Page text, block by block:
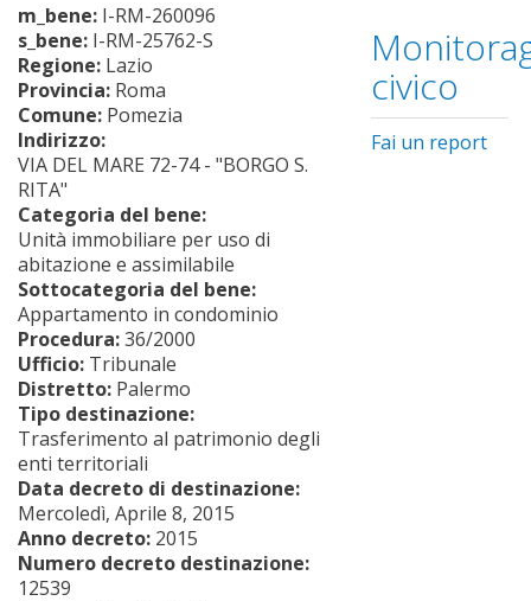
m_bene: I-RM-260096
s_bene: I-RM-25762-S
Regione: Lazio
Provincia: Roma
Comune: Pomezia
Indirizzo:
VIA DEL MARE 72-74 - "BORGO S.
RITA"
Categoria del bene:
Unità immobiliare per uso di
abitazione e assimilabile
Sottocategoria del bene:
Appartamento in condominio
Procedura:36/2000
Ufficio: Tribunale
Distretto: Palermo
Tipo destinazione:
Trasferimento al patrimonio degli
enti territoriali
Data decreto di destinazione:
Mercoledì, Aprile 8, 2015
Anno decreto: 2015
Numero decreto destinazione:
12539
civico
Fai un report